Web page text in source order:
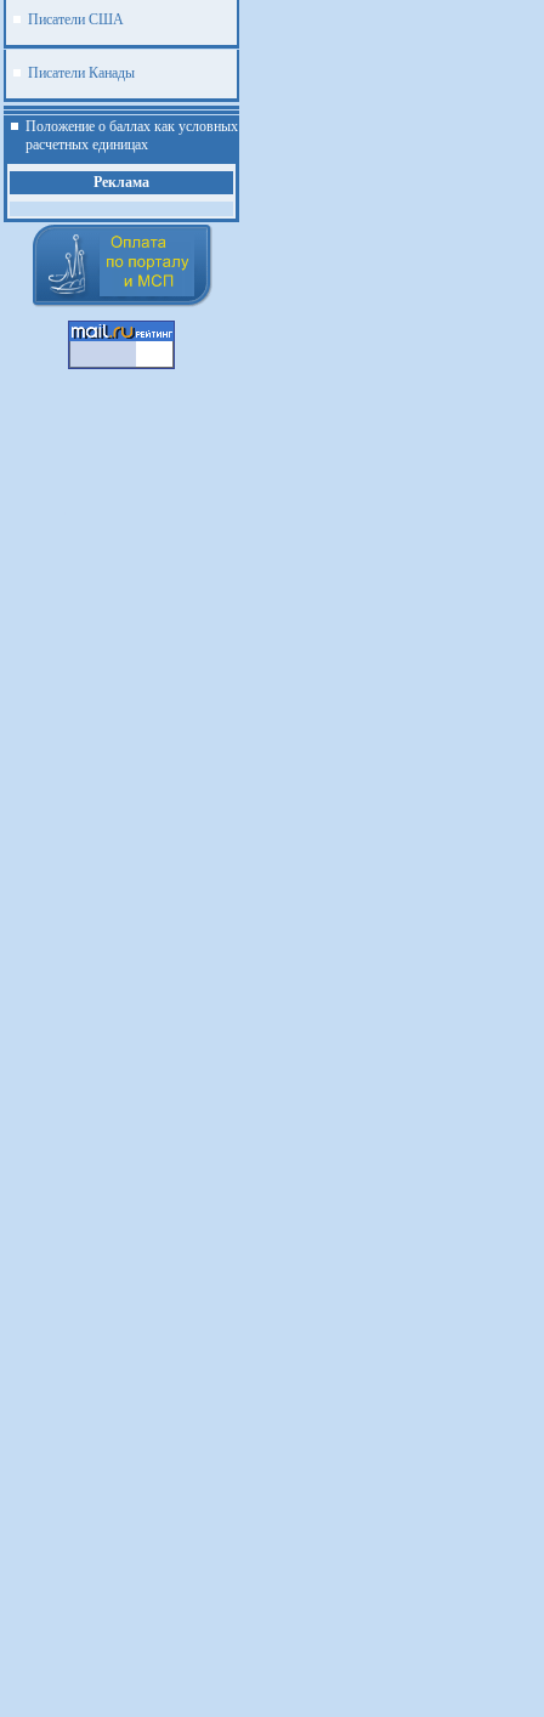
Писатели США
Писатели Канады
Положение о баллах как условных
расчетных единицах
Реклама